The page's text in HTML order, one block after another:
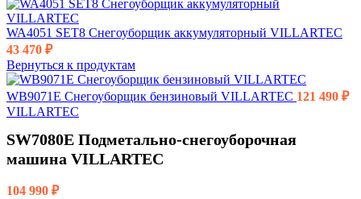
WA4051 SET8 Снегоуборщик аккумуляторный VILLARTEC
43 470 ₽
Вернуться к продуктам
WB9071E Снегоуборщик бензиновый VILLARTEC 121 490 ₽
VILLARTEC
SW7080E Подметально-снегоуборочная
машина VILLARTEC
104 990 ₽